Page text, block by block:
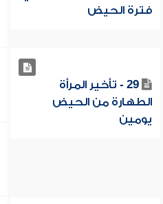
فترة الحيض
29 - تأخير المرأة
الطهارة من الحيض
يومين